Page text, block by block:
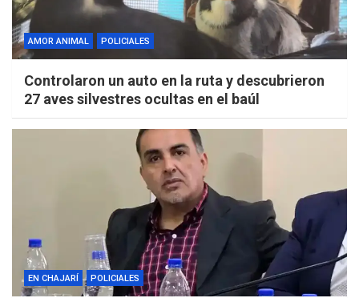
AMOR ANIMAL POLICIALES
Controlaron un auto en la ruta y descubrieron
27 aves silvestres ocultas en el baúl
EN CHAJARÍ POLICIALES